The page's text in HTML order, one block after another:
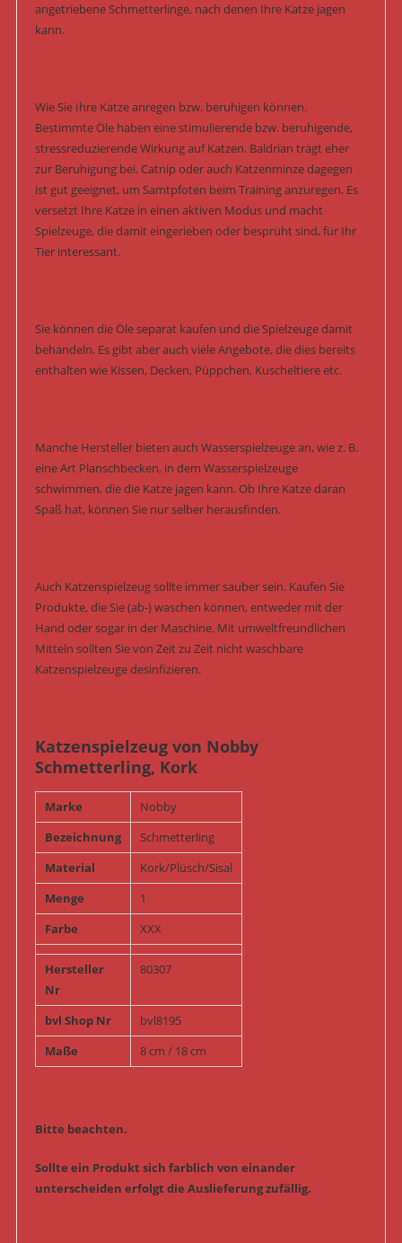
angetriebene Schmetterlinge, nach denen Ihre Katze jagen
kann.
Wie Sie Ihre Katze anregen bzw. beruhigen können.
Bestimmte Öle haben eine stimulierende bzw. beruhigende,
stressreduzierende Wirkung auf Katzen. Baldrian trägt eher
zur Beruhigung bei. Catnip oder auch Katzenminze dagegen
ist gut geeignet, um Samtpfoten beim Training anzuregen. Es
versetzt Ihre Katze in einen aktiven Modus und macht
Spielzeuge, die damit eingerieben oder besprüht sind, für Ihr
Tier interessant.
Sie können die Öle separat kaufen und die Spielzeuge damit
behandeln. Es gibt aber auch viele Angebote, die dies bereits
enthalten wie Kissen, Decken, Püppchen, Kuscheltiere etc.
Manche Hersteller bieten auch Wasserspielzeuge an, wie z. B.
eine Art Planschbecken, in dem Wasserspielzeuge
schwimmen, die die Katze jagen kann. Ob Ihre Katze daran
Spaß hat, können Sie nur selber herausfinden.
Auch Katzenspielzeug sollte immer sauber sein. Kaufen Sie
Produkte, die Sie (ab-) waschen können, entweder mit der
Hand oder sogar in der Maschine. Mit umweltfreundlichen
Mitteln sollten Sie von Zeit zu Zeit nicht waschbare
Katzenspielzeuge desinfizieren.
Katzenspielzeug von Nobby
Schmetterling, Kork
Marke
Nobby
Bezeichnung
Schmetterling
Material
Kork/Plüsch/Sisal
Menge
1
Farbe
XXX
Hersteller
Nr
80307
bvl Shop Nr
bvl8195
Maße
8 cm / 18 cm
Bitte beachten.
Sollte ein Produkt sich farblich von einander
unterscheiden erfolgt die Auslieferung zufällig.